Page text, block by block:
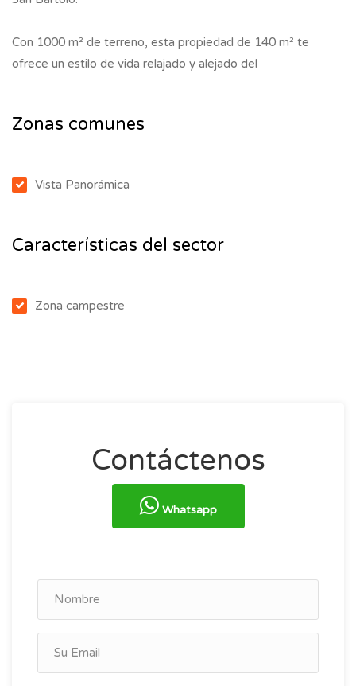
Con 1000 m² de terreno, esta propiedad de 140 m² te
ofrece un estilo de vida relajado y alejado del
Zonas comunes
Vista Panorámica
Características del sector
Zona campestre
Contáctenos
Whatsapp